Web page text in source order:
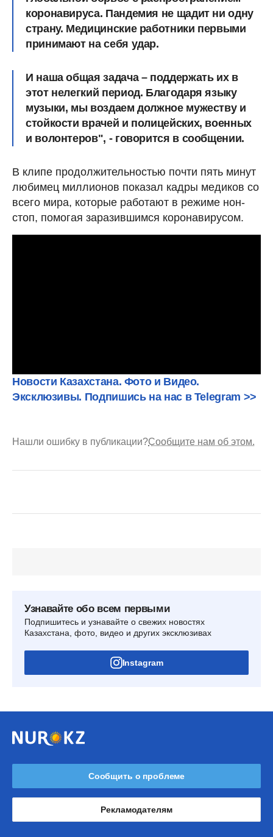
коронавируса. Пандемия не щадит ни одну
страну. Медицинские работники первыми
принимают на себя удар.
И наша общая задача – поддержать их в
этот нелегкий период. Благодаря языку
музыки, мы воздаем должное мужеству и
стойкости врачей и полицейских, военных
и волонтеров", - говорится в сообщении.
В клипе продолжительностью почти пять минут
любимец миллионов показал кадры медиков со
всего мира, которые работают в режиме нон-
стоп, помогая заразившимся коронавирусом.
Новости Казахстана. Фото и Видео.
Эксклюзивы. Подпишись на нас в Telegram >>
Нашли ошибку в публикации?Сообщите нам об этом.
Узнавайте обо всем первыми
Подпишитесь и узнавайте о свежих новостях
Казахстана, фото, видео и других эксклюзивах
Instagram
Сообщить о проблеме
Рекламодателям